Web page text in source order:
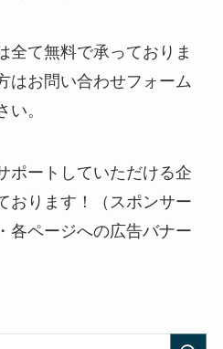
て無料で承っておりま
はお問い合わせフォーム
。
ポートしていただける企
おります！（スポンサー
各ページへの広告バナー